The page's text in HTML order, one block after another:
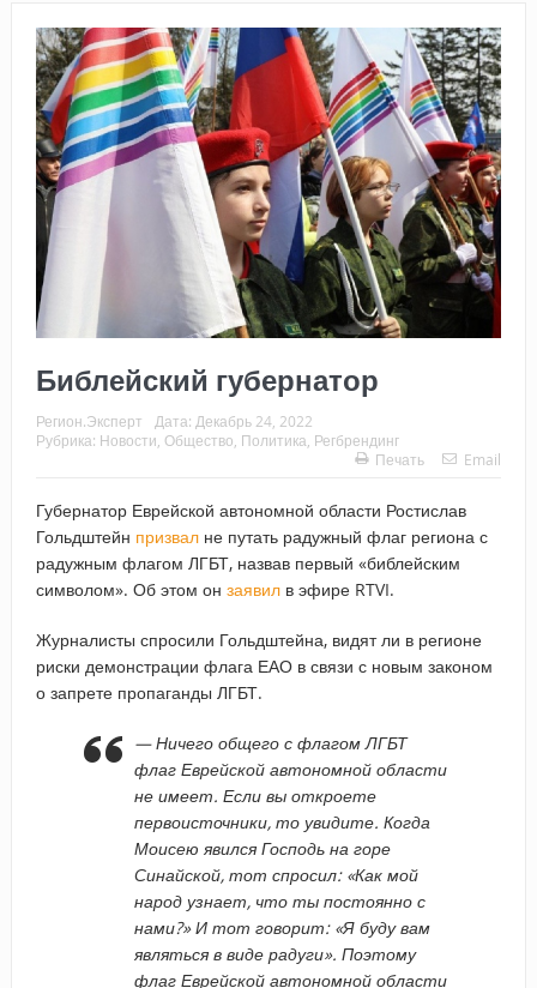
Библейский губернатор
Регион.Эксперт Дата: Декабрь 24, 2022
Рубрика: Новости Общество Политика Регбрендинг
Печать
Email
Губернатор Еврейской автономной области Ростислав
Гольдштейн призвалне путать радужный флаг региона с
радужным флагом ЛГБТ, назвав первый «библейским
символом». Об этом он заявилв эфире RTVI.
Журналисты спросили Гольдштейна, видят ли в регионе
риски демонстрации флага ЕАО в связи с новым законом
о запрете пропаганды ЛГБТ.
— Ничего общего с флагом ЛГБТ
флаг Еврейской автономной области
не имеет. Если вы откроете
первоисточники, то увидите. Когда
Моисею явился Господь на горе
Синайской, тот спросил: «Как мой
народ узнает, что ты постоянно с
нами?» И тот говорит: «Я буду вам
являться в виде радуги». Поэтому
флаг Еврейской автономной области